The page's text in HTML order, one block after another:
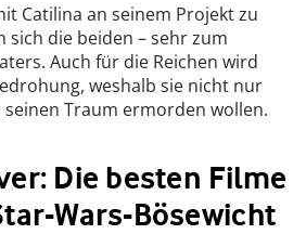
Catilina an seinem Projekt zu
sich die beiden – sehr zum
Auch für die Reichen wird
weshalb sie nicht nur
Traum ermorden wollen.
Die besten Filme
Wars-Bösewicht